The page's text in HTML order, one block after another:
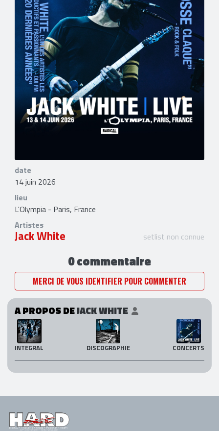
date
14 juin 2026
lieu
L'Olympia - Paris, France
Artistes
Jack White setlist non connue
0 commentaire
MERCI DE VOUS IDENTIFIER POUR COMMENTER
A PROPOS DEJACK WHITE
INTEGRAL DISCOGRAPHIE CONCERTS